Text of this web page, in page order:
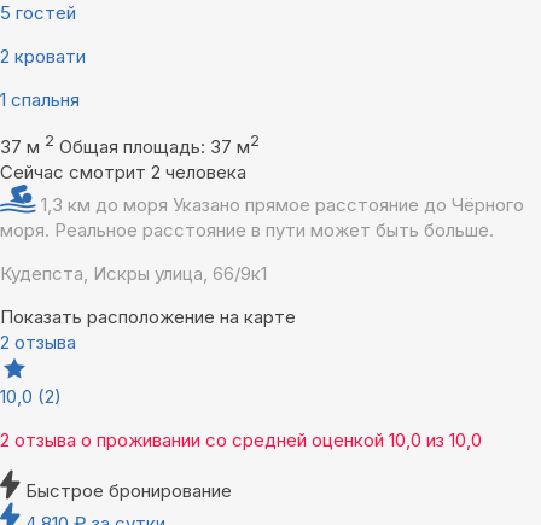
5 гостей
2 кровати
1 спальня
37 м 2 Общая площадь: 37 м2
Сейчас смотрит 2 человека
1,3 км до моря Указано прямое расстояние до Чёрного
моря. Реальное расстояние в пути может быть больше.
Кудепста, Искры улица, 66/9к1
Показать расположение на карте
2 отзыва
10,0 (2)
2 отзыва о проживании со средней оценкой 10,0 из 10,0
Быстрое бронирование